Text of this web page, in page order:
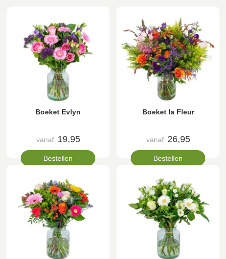
Boeket Evlyn
vanaf 19,95
Bestellen
Boeket la Fleur
vanaf 26,95
Bestellen